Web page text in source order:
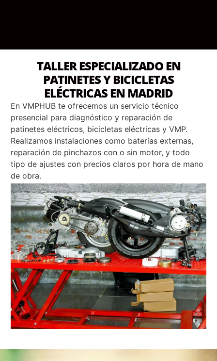
TALLER ESPECIALIZADO EN
PATINETES Y BICICLETAS
ELÉCTRICAS EN MADRID
En VMPHUB te ofrecemos un servicio técnico
presencial para diagnóstico y reparación de
patinetes eléctricos, bicicletas eléctricas y VMP.
Realizamos instalaciones como baterías externas,
reparación de pinchazos con o sin motor, y todo
tipo de ajustes con precios claros por hora de mano
de obra.